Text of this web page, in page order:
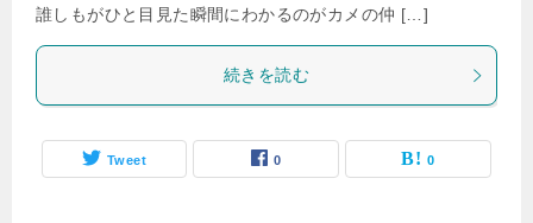
誰しもがひと目見た瞬間にわかるのがカメの仲 […]
続きを読む
Tweet 0 0